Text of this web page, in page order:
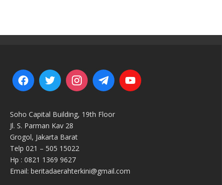
Soho Capital Building, 19th Floor
Jl. S. Parman Kav 28
Grogol, Jakarta Barat
Telp 021 – 505 15022
Hp : 0821 1369 9627
Email: beritadaerahterkini@gmail.com